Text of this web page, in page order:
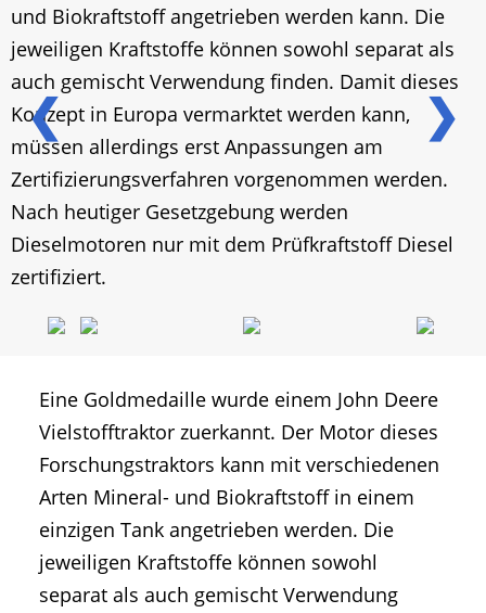
❮ ❯
und Biokraftstoff angetrieben werden kann. Die
jeweiligen Kraftstoffe können sowohl separat als
auch gemischt Verwendung finden. Damit dieses
Konzept in Europa vermarktet werden kann,
müssen allerdings erst Anpassungen am
Zertifizierungsverfahren vorgenommen werden.
Nach heutiger Gesetzgebung werden
Dieselmotoren nur mit dem Prüfkraftstoff Diesel
zertifiziert.
Eine Goldmedaille wurde einem John Deere
Vielstofftraktor zuerkannt. Der Motor dieses
Forschungstraktors kann mit verschiedenen
Arten Mineral- und Biokraftstoff in einem
einzigen Tank angetrieben werden. Die
jeweiligen Kraftstoffe können sowohl
separat als auch gemischt Verwendung